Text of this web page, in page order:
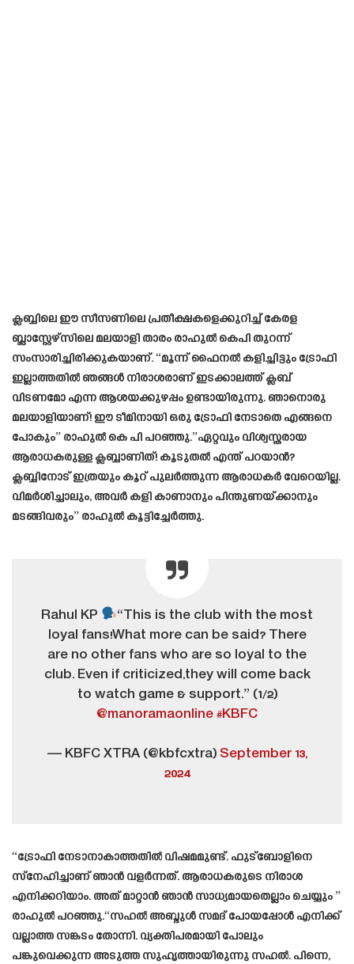
ക്ലബ്ബിലെ ഈ സീസണിലെ പ്രതീക്ഷകളെക്കുറിച്ച് കേരള
ബ്ലാസ്റ്റേഴ്സിലെ മലയാളി താരം രാഹുൽ കെപി തുറന്ന്
സംസാരിച്ചിരിക്കുകയാണ്. “മൂന്ന് ഫൈനൽ കളിച്ചിട്ടും ട്രോഫി
ഇല്ലാത്തതിൽ ഞങ്ങൾ നിരാശരാണ് ഇടക്കാലത്ത് ക്ലബ്
വിടണമോ എന്ന ആശയക്കുഴപ്പം ഉണ്ടായിരുന്നു. ഞാനൊരു
മലയാളിയാണ്! ഈ ടീമിനായി ഒരു ട്രോഫി നേടാതെ എങ്ങനെ
പോകും” രാഹുൽ കെ പി പറഞ്ഞു.”ഏറ്റവും വിശ്വസ്തരായ
ആരാധകരുള്ള ക്ലബ്ബാണിത്! കൂടുതൽ എന്ത് പറയാൻ?
ക്ലബ്ബിനോട് ഇത്രയും കൂറ് പുലർത്തുന്ന ആരാധകർ വേറെയില്ല.
വിമർശിച്ചാലും, അവർ കളി കാണാനും പിന്തുണയ്ക്കാനും
മടങ്ങിവരും” രാഹുൽ കൂട്ടിച്ചേർത്തു.
Rahul KP
“This is the club with the most
loyal fans!What more can be said? There
are no other fans who are so loyal to the
club. Even if criticized,they will come back
to watch game & support.” (1/2)
@manoramaonline #KBFC
— KBFC XTRA (@kbfcxtra) September 13,
2024
“ട്രോഫി നേടാനാകാത്തതിൽ വിഷമമുണ്ട്. ഫുട്ബോളിനെ
സ്നേഹിച്ചാണ് ഞാൻ വളർന്നത്. ആരാധകരുടെ നിരാശ
എനിക്കറിയാം. അത് മാറ്റാൻ ഞാൻ സാധ്യമായതെല്ലാം ചെയ്യും ”
രാഹുൽ പറഞ്ഞു.“സഹൽ അബ്ദുൾ സമദ് പോയപ്പോൾ എനിക്ക്
വല്ലാത്ത സങ്കടം തോന്നി. വ്യക്തിപരമായി പോലും
പങ്കുവെക്കുന്ന അടുത്ത സുഹൃത്തായിരുന്നു സഹൽ. പിന്നെ,